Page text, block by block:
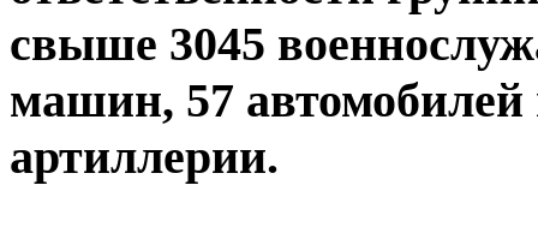
свыше 3045
машин, 57 автомобилей
артиллерии.